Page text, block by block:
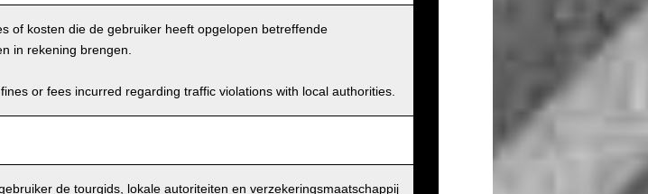
of kosten die de gebruiker heeft opgelopen betreffende
in rekening brengen.
or fees incurred regarding traffic violations with local authorities.
de tourgids, lokale autoriteiten en verzekeringsmaatschappij